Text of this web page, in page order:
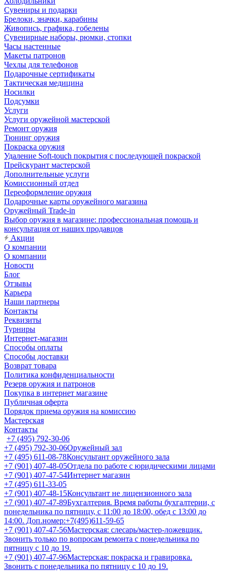
Сувениры и подарки
Брелоки, значки, карабины
Живопись, графика, гобелены
Сувенирные наборы, рюмки, стопки
Часы настенные
Макеты патронов
Чехлы для телефонов
Подарочные сертификаты
Тактическая медицина
Носилки
Подсумки
Услуги
Услуги оружейной мастерской
Ремонт оружия
Тюнинг оружия
Покраска оружия
Удаление Soft-touch покрытия с последующей покраской
Прейскурант мастерской
Дополнительные услуги
Комиссионный отдел
Переоформление оружия
Подарочные карты оружейного магазина
Оружейный Trade-in
Выбор оружия в магазине: профессиональная помощь и
консультация от наших продавцов
Акции
О компании
О компании
Новости
Блог
Отзывы
Карьера
Наши партнеры
Контакты
Реквизиты
Турниры
Интернет-магазин
Способы оплаты
Способы доставки
Возврат товара
Политика конфиденциальности
Резерв оружия и патронов
Покупка в интернет магазине
Публичная оферта
Порядок приема оружия на комиссию
Мастерская
Контакты
+7 (495) 792-30-06
+7 (495) 792-30-06Оружейный зал
+7 (495) 611-08-78Консультант оружейного зала
+7 (901) 407-48-05Отдела по работе с юридическими лицами
+7 (901) 407-47-54Интернет магазин
+7 (495) 611-33-05
+7 (901) 407-48-15Консультант не лицензионного зала
+7 (901) 407-47-89Бухгалтерия. Время работы бухгалтерии, с
понедельника по пятницу, с 11:00 до 18:00, обед с 13:00 до
14:00. Доп.номер:+7(495)611-59-65
+7 (901) 407-47-56Мастерская: слесарь/мастер-ложевщик.
Звонить только по вопросам ремонта с понедельника по
пятницу с 10 до 19.
+7 (901) 407-47-96Мастерская: покраска и гравировка.
Звонить с понедельника по пятницу с 10 до 19.